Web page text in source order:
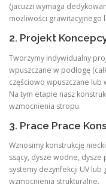
(jacuzzi wymaga
możliwości grawitacyjnego
2. Projekt
Tworzymy indywidualny
wpuszczane w podłogę
częściowo wpuszczane
Na tym etapie nasz
wzmocnienia stropu.
3. Prace Prace
Wznosimy konstrukcję
ssący, dysze wodne,
systemy dezynfekcji UV
wzmocnienia strukturalne.